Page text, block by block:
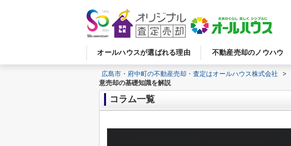
オールハウスが選ばれる理由 不動産売却のノウハウ
広島市・府中町の不動産売却・査定はオールハウス株式会社 >
意売却の基礎知識を解説
コラム一覧